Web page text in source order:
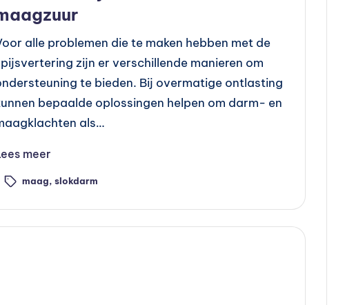
alle problemen die te maken hebben met de
zijn er verschillende manieren om
te bieden. Bij overmatige ontlasting
bepaalde oplossingen helpen om darm- en
als…
meer
maag, slokdarm